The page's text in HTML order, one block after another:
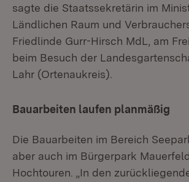
sagte die Staatssekretärin im
Ländlichen Raum und
Friedlinde Gurr-Hirsch MdL, am
beim Besuch der
Lahr (Ortenaukreis).
Bauarbeiten laufen planmäßig
Die Bauarbeiten im Bereich
aber auch im Bürgerpark
Hochtouren. „In den